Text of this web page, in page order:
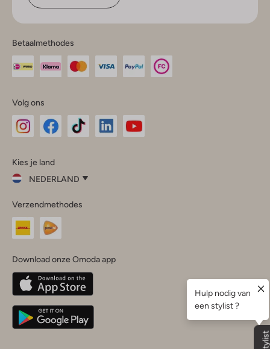
Betaalmethodes
Volg ons
InstagramFacebook
Kies je land
NEDERLAND
je
land
Nederland
Belgique(Français)
Deutschland
Verzendmethodes
Download onze Omoda app